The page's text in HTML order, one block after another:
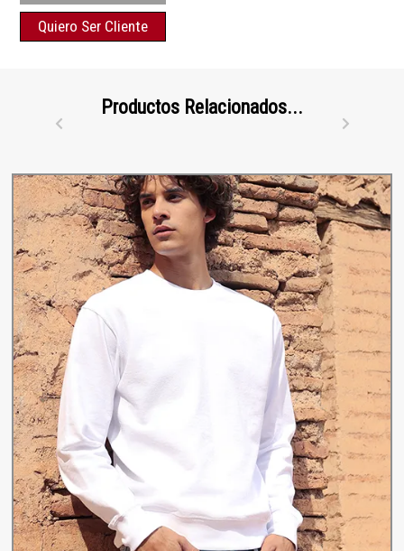
Quiero Ser Cliente
Productos Relacionados...